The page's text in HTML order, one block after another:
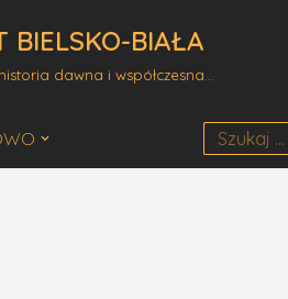
BIELSKO-BIAŁA
dawna i współczesna...